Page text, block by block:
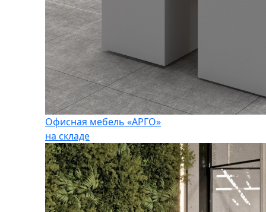
Офисная мебель «АРГО»
на складе